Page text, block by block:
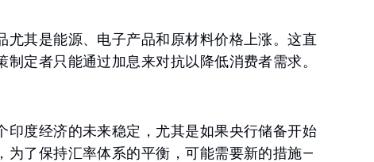
尤其是能源、电子产品和原材料价格上涨。这直
定者只能通过加息来对抗以降低消费者需求。
印度经济的未来稳定，尤其是如果央行储备开始
为了保持汇率体系的平衡，可能需要新的措施—